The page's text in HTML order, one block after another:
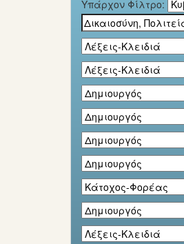
Υπάρχον Φίλτρο: